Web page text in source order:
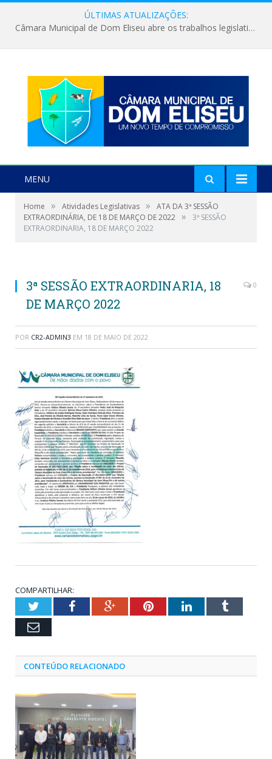
ÚLTIMAS ATUALIZAÇÕES:
Câmara Municipal de Dom Eliseu abre os trabalhos legislativos do segundo semestre
MENU
Home » Atividades Legislativas »
ATA DA 3ª SESSÃO
EXTRAORDINÁRIA, DE 18 DE MARÇO DE 2022 »
3ª SESSÃO
EXTRAORDINARIA, 18 DE MARÇO 2022
3ª SESSÃO EXTRAORDINARIA, 18
DE MARÇO 2022
0
POR CR2-ADMIN3 EM 18 DE MAIO DE 2022
COMPARTILHAR:
TwitterFacebookGoogle+PinterestLinkedInTumblr
Email
CONTEÚDO RELACIONADO